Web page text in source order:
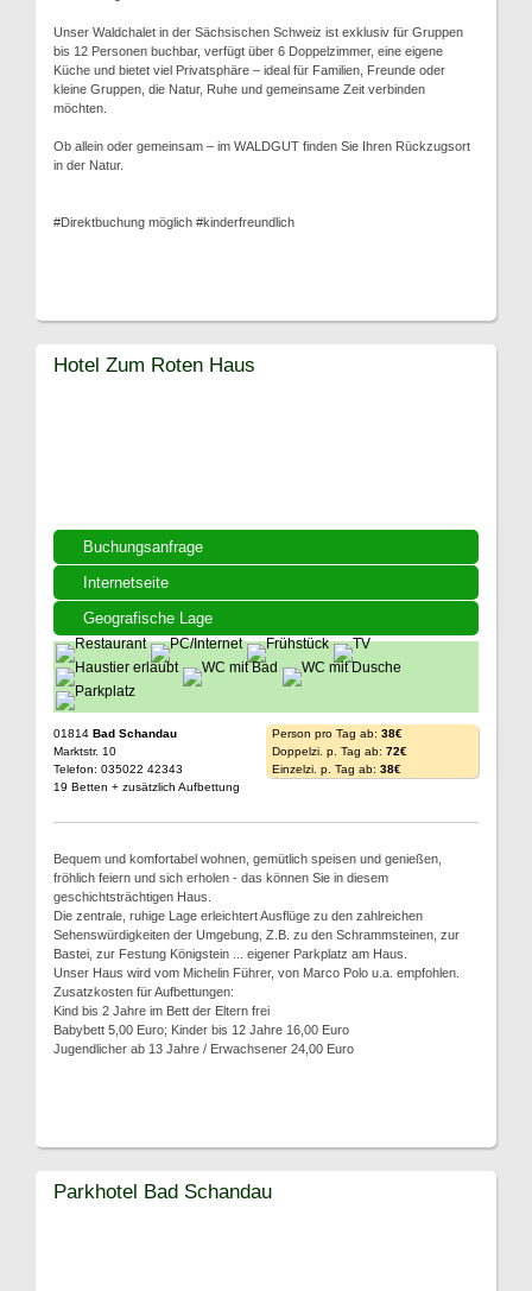
Unser Waldchalet in der Sächsischen Schweiz ist exklusiv für Gruppen
bis 12 Personen buchbar, verfügt über 6 Doppelzimmer, eine eigene
Küche und bietet viel Privatsphäre – ideal für Familien, Freunde oder
kleine Gruppen, die Natur, Ruhe und gemeinsame Zeit verbinden
möchten.
Ob allein oder gemeinsam – im WALDGUT finden Sie Ihren Rückzugsort
in der Natur.
#Direktbuchung möglich #kinderfreundlich
Buchungsanfrage
Internetseite
Geografische Lage
Hotel Zum Roten Haus
01814 Bad Schandau
Marktstr. 10
Telefon: 035022 42343
19 Betten + zusätzlich Aufbettung
Person pro Tag ab: 38€
Doppelzi. p. Tag ab: 72€
Einzelzi. p. Tag ab: 38€
Bequem und komfortabel wohnen, gemütlich speisen und genießen,
fröhlich feiern und sich erholen - das können Sie in diesem
geschichtsträchtigen Haus.
Die zentrale, ruhige Lage erleichtert Ausflüge zu den zahlreichen
Sehenswürdigkeiten der Umgebung, Z.B. zu den Schrammsteinen, zur
Bastei, zur Festung Königstein ... eigener Parkplatz am Haus.
Unser Haus wird vom Michelin Führer, von Marco Polo u.a. empfohlen.
Zusatzkosten für Aufbettungen:
Kind bis 2 Jahre im Bett der Eltern frei
Babybett 5,00 Euro; Kinder bis 12 Jahre 16,00 Euro
Jugendlicher ab 13 Jahre / Erwachsener 24,00 Euro
Parkhotel Bad Schandau